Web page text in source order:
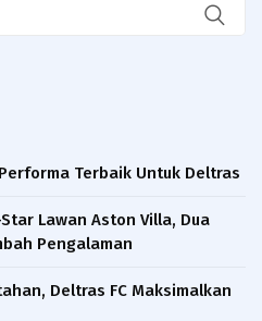
Terbaik Untuk Deltras
Lawan Aston Villa, Dua
Pengalaman​
Deltras FC Maksimalkan